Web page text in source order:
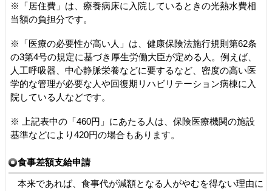
※「居住費」は、療養病床に入院しているときの光熱水費相
当額の負担分です。
※「医療の必要性が高い人」は、健康保険法施行規則第62条
の3第4号の規定に基づき厚生労働大臣が定める人。例えば、
人工呼吸器、中心静脈栄養などに要するなど、密度の高い医
学的な管理が必要な人や回復期リハビリテーション病棟に入
院している人などです。
※ 上記表中の「460円」にあたる人は、保険医療機関の施設
基準などにより420円の場合もあります。
食事差額支給申請
本来であれば、食事代が減額となる人がやむを得ない理由に